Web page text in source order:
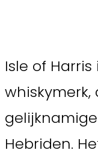
Isle of
Hebriden.